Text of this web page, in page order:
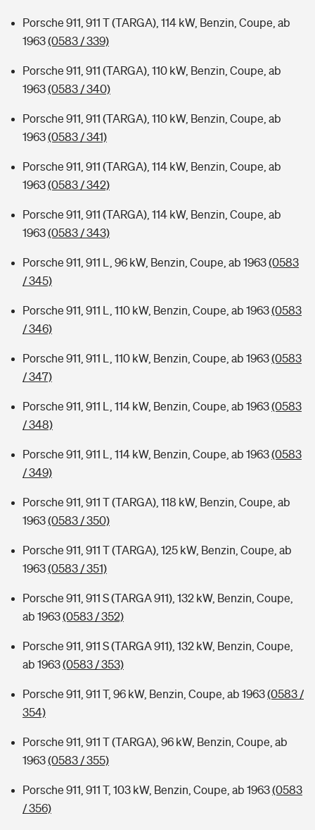
Porsche 911, 911 T (TARGA), 114 kW, Benzin, Coupe, ab
1963(0583 / 339)
Porsche 911, 911 (TARGA), 110 kW, Benzin, Coupe, ab
1963(0583 / 340)
Porsche 911, 911 (TARGA), 110 kW, Benzin, Coupe, ab
1963(0583 / 341)
Porsche 911, 911 (TARGA), 114 kW, Benzin, Coupe, ab
1963(0583 / 342)
Porsche 911, 911 (TARGA), 114 kW, Benzin, Coupe, ab
1963(0583 / 343)
Porsche 911, 911 L, 96 kW, Benzin, Coupe, ab 1963(0583
/ 345)
Porsche 911, 911 L, 110 kW, Benzin, Coupe, ab 1963(0583
/ 346)
Porsche 911, 911 L, 110 kW, Benzin, Coupe, ab 1963(0583
/ 347)
Porsche 911, 911 L, 114 kW, Benzin, Coupe, ab 1963(0583
/ 348)
Porsche 911, 911 L, 114 kW, Benzin, Coupe, ab 1963(0583
/ 349)
Porsche 911, 911 T (TARGA), 118 kW, Benzin, Coupe, ab
1963(0583 / 350)
Porsche 911, 911 T (TARGA), 125 kW, Benzin, Coupe, ab
1963(0583 / 351)
Porsche 911, 911 S (TARGA 911), 132 kW, Benzin, Coupe,
ab 1963(0583 / 352)
Porsche 911, 911 S (TARGA 911), 132 kW, Benzin, Coupe,
ab 1963(0583 / 353)
Porsche 911, 911 T, 96 kW, Benzin, Coupe, ab 1963(0583 /
354)
Porsche 911, 911 T (TARGA), 96 kW, Benzin, Coupe, ab
1963(0583 / 355)
Porsche 911, 911 T, 103 kW, Benzin, Coupe, ab 1963(0583
/ 356)